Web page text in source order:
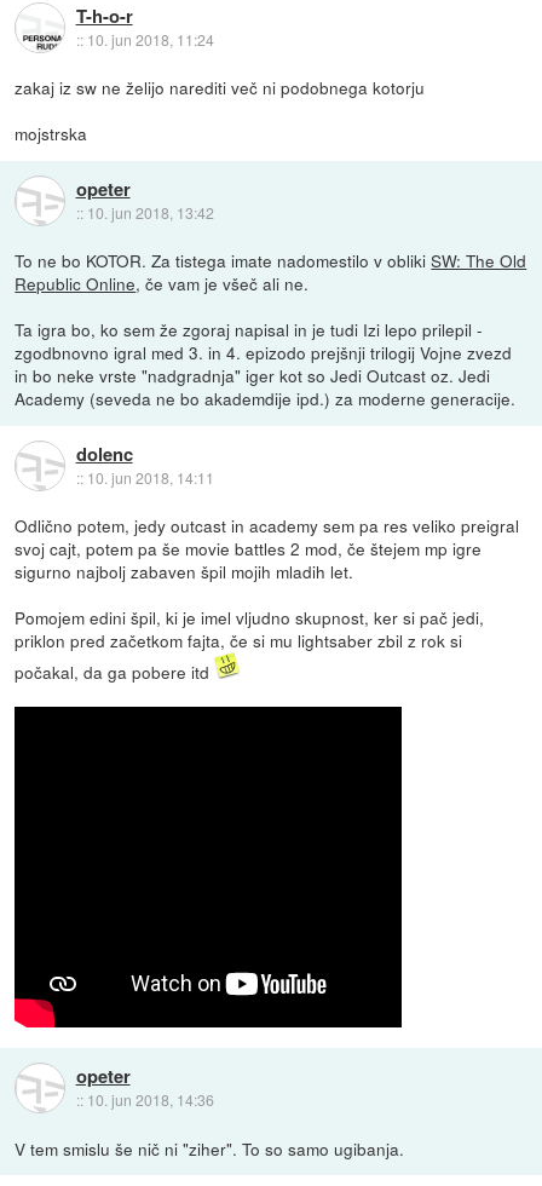
T-h-o-r
:: 10. jun 2018, 11:24
zakaj iz sw ne želijo narediti več ni podobnega kotorju
mojstrska
opeter
:: 10. jun 2018, 13:42
To ne bo KOTOR. Za tistega imate nadomestilo v oblikiSW: The Old
Republic Online, če vam je všeč ali ne.
Ta igra bo, ko sem že zgoraj napisal in je tudi Izi lepo prilepil -
zgodbnovno igral med 3. in 4. epizodo prejšnji trilogij Vojne zvezd
in bo neke vrste "nadgradnja" iger kot so Jedi Outcast oz. Jedi
Academy (seveda ne bo akademdije ipd.) za moderne generacije.
dolenc
:: 10. jun 2018, 14:11
Odlično potem, jedy outcast in academy sem pa res veliko preigral
svoj cajt, potem pa še movie battles 2 mod, če štejem mp igre
sigurno najbolj zabaven špil mojih mladih let.
Pomojem edini špil, ki je imel vljudno skupnost, ker si pač jedi,
priklon pred začetkom fajta, če si mu lightsaber zbil z rok si
počakal, da ga pobere itd
opeter
:: 10. jun 2018, 14:36
V tem smislu še nič ni "ziher". To so samo ugibanja.